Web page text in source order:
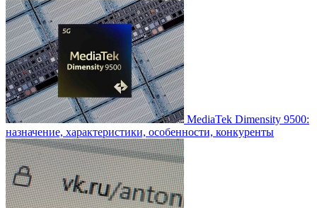
MediaTek Dimensity 9500:
назначение, характеристики, особенности, конкуренты